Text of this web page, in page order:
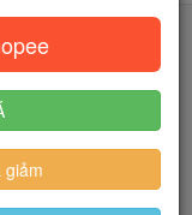
giảm